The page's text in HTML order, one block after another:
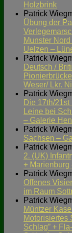
Holzbrink
Patrick
Übung der
Munster
Uelzen –
Patrick
Deutsch /
Weser/ Lkr.
Patrick
Die 17th/
Leine bei
– Galerie
Patrick
Sachsen –
Patrick
2. (UK)
+
Patrick
Offenes
im Raum
Patrick
Müntzer
Motorisiertes
Schlag” +